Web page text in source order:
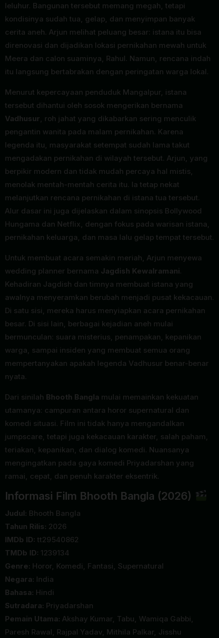
leluhur. Bangunan tersebut memang megah, tetapi
kondisinya sudah tua, gelap, dan menyimpan banyak
cerita aneh. Arjun melihat peluang besar: istana itu bisa
direnovasi dan dijadikan lokasi pernikahan mewah untuk
Meera dan calon suaminya, Rahul. Namun, rencana indah
itu langsung bertabrakan dengan peringatan warga lokal.
Menurut kepercayaan penduduk Mangalpur, istana
tersebut dihantui oleh sosok mengerikan bernama
Vadhusur , roh jahat yang dikabarkan sering menculik
pengantin wanita pada malam pernikahan. Karena
legenda itu, masyarakat setempat sudah lama takut
mengadakan pernikahan di wilayah tersebut. Arjun, yang
berpikir modern dan tidak mudah percaya hal mistis,
menolak mentah-mentah cerita itu. Ia tetap nekat
melanjutkan rencana pernikahan di istana tua tersebut.
Alur dasar ini juga dijelaskan dalam sinopsis Bollywood
Hungama dan Netflix, dengan fokus pada warisan istana,
pernikahan keluarga, dan masa lalu gelap tempat tersebut.
Untuk membuat acara semakin meriah, Arjun menyewa
wedding planner bernama Jagdish Kewalramani.
Kehadiran Jagdish dan timnya membuat istana yang
awalnya menyeramkan berubah menjadi pusat kekacauan.
Di satu sisi, mereka harus menyiapkan acara pernikahan
besar. Di sisi lain, berbagai kejadian aneh mulai
bermunculan: suara misterius, penampakan, kepanikan
warga, sampai insiden yang membuat semua orang
mempertanyakan apakah legenda Vadhusur benar-benar
nyata.
Dari sinilah Bhooth Bangla mulai memainkan kekuatan
utamanya: campuran antara horor supernatural dan
komedi situasi. Film ini tidak hanya mengandalkan
jumpscare, tetapi juga kekacauan karakter, salah paham,
teriakan, kepanikan, dan dialog komedi. Nuansanya
mengingatkan pada gaya komedi Priyadarshan yang
ramai, cepat, dan penuh karakter eksentrik.
Informasi Film Bhooth Bangla (2026)
Judul: Bhooth Bangla
Tahun Rilis: 2026
IMDb ID: tt29540862
TMDb ID: 1239134
Genre: Horor, Komedi, Fantasi, Supernatural
Negara: India
Bahasa: Hindi
Sutradara: Priyadarshan
Pemain Utama: Akshay Kumar, Tabu, Wamiqa Gabbi,
Paresh Rawal, Rajpal Yadav, Mithila Palkar, Jisshu